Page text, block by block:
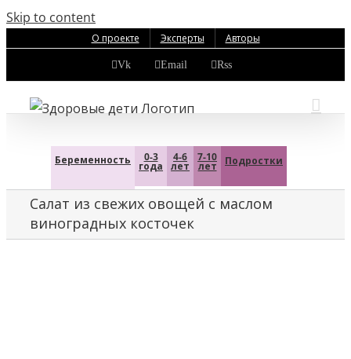
Skip to content
О проекте Эксперты Авторы
Vk Email Rss
Беременность 0-3
года
4-6
лет
7-10
лет Подростки
Салат из свежих овощей с маслом
виноградных косточек